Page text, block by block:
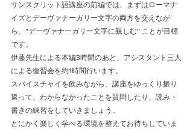
サンスクリット語講座の前編では、まずはローマナ
イズとデーヴァナーガリー文字の両方を交えなが
ら、”デーヴァナーガリー文字に親しむ” ことが目標
です。
伊藤先生による本編3時間のあと、アシスタント三人
による復習会を約1時間行います。
スパイスチャイを飲みながら、講座をゆっくり振り
返って、わからなかったことを質問したり、読み・
書きの練習をしていきましょう。
とにかく楽しく学べる環境を整えてお待ちしていま